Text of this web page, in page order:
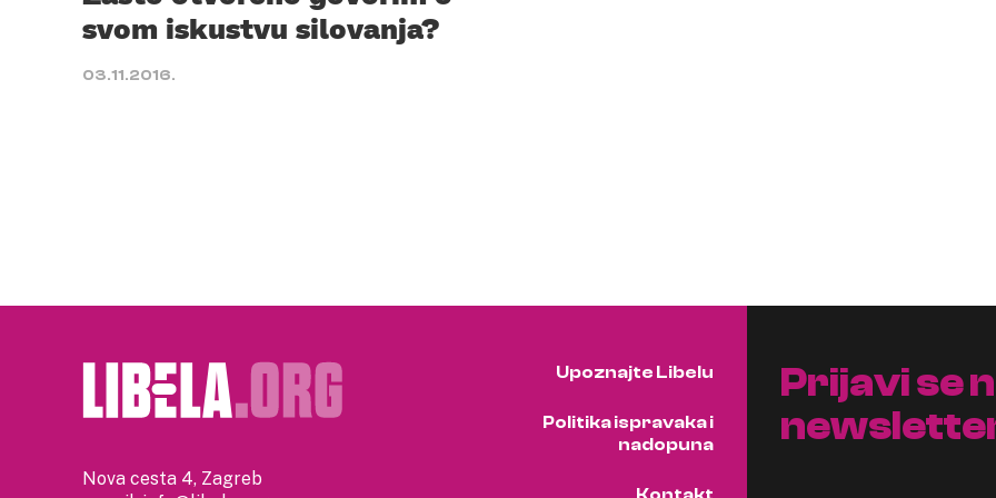
svom iskustvu silovanja?
03.11.2016.
Nova cesta 4, Zagreb
Upoznajte Libelu
Politika ispravaka i
nadopuna
Prijavi se